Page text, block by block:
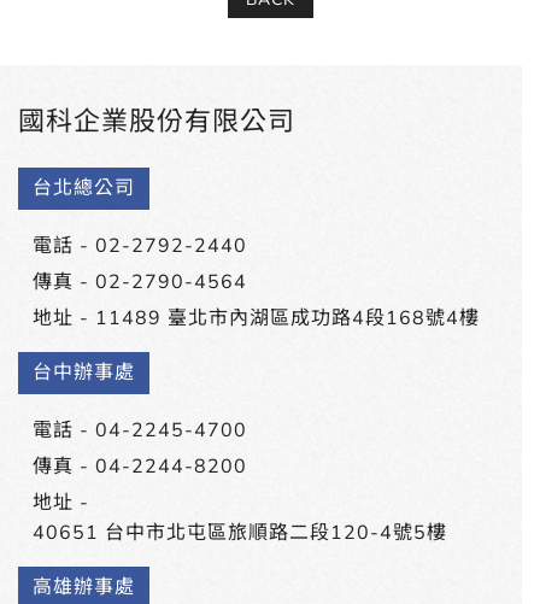
國科企業股份有限公司
台北總公司
電話 - 02-2792-2440
傳真 - 02-2790-4564
地址 - 11489 臺北市內湖區成功路4段168號4樓
台中辦事處
電話 - 04-2245-4700
傳真 - 04-2244-8200
地址 -
40651 台中市北屯區旅順路二段120-4號5樓
高雄辦事處